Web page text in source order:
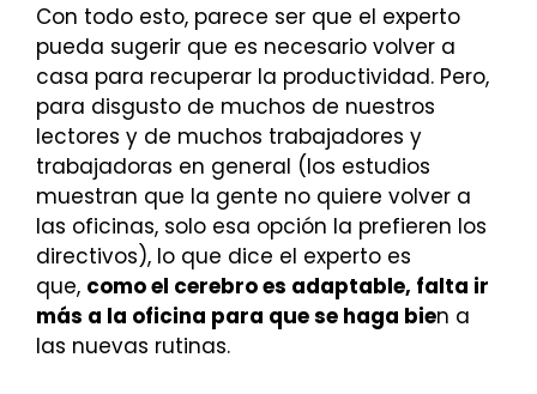
Con todo esto, parece ser que el experto
pueda sugerir que es necesario volver a
casa para recuperar la productividad. Pero,
para disgusto de muchos de nuestros
lectores y de muchos trabajadores y
trabajadoras en general (los estudios
muestran que la gente no quiere volver a
las oficinas, solo esa opción la prefieren los
directivos), lo que dice el experto es
que, como el cerebro es adaptable, falta ir
más a la oficina para que se haga bien a
las nuevas rutinas.